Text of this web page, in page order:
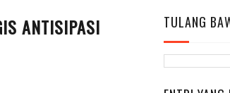
ANTISIPASI
TULANG